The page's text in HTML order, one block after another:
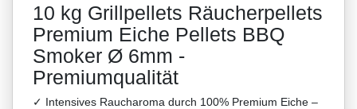
10 kg Grillpellets Räucherpellets
Premium Eiche Pellets BBQ
Smoker Ø 6mm -
Premiumqualität
✓ Intensives Raucharoma durch 100% Premium Eiche –